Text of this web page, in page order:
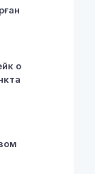
о